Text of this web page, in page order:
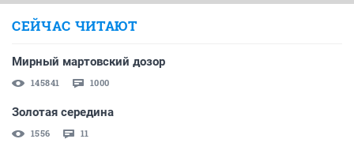
СЕЙЧАС ЧИТАЮТ
Мирный мартовский дозор
145841 1000
Золотая середина
1556 11